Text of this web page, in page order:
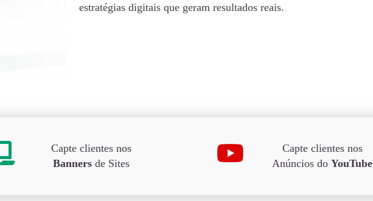
estratégias digitais que geram resultados reais.
Capte clientes nos
Bannersde Sites
Capte clientes nos
Anúncios doYouTube